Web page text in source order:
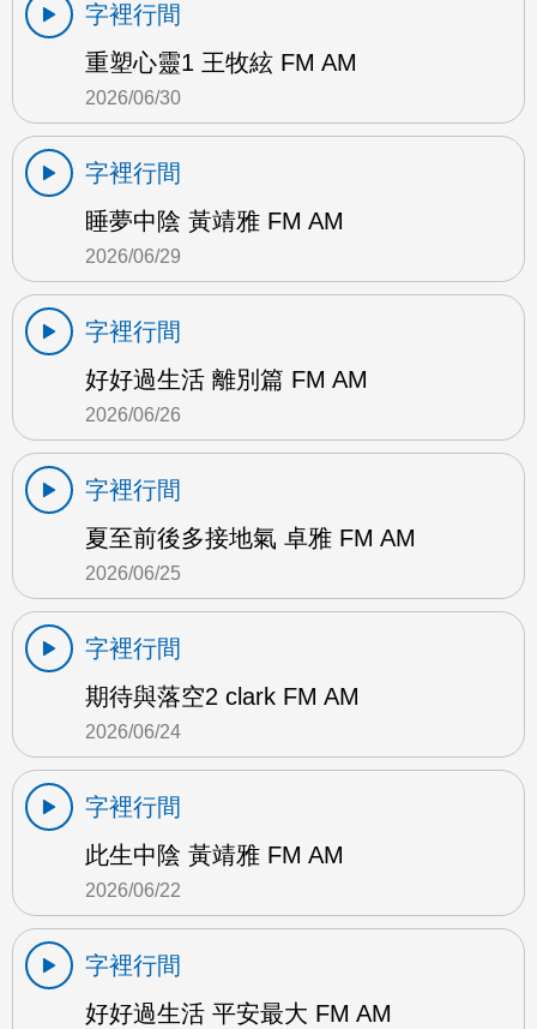
字裡行間
重塑心靈1 王牧絃 FM AM
2026/06/30
字裡行間
睡夢中陰 黃靖雅 FM AM
2026/06/29
字裡行間
好好過生活 離別篇 FM AM
2026/06/26
字裡行間
夏至前後多接地氣 卓雅 FM AM
2026/06/25
字裡行間
期待與落空2 clark FM AM
2026/06/24
字裡行間
此生中陰 黃靖雅 FM AM
2026/06/22
字裡行間
好好過生活 平安最大 FM AM